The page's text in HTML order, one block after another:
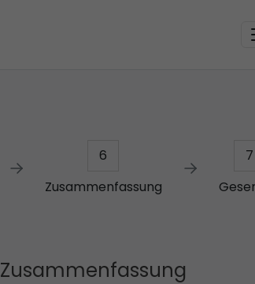
6
Zusammenfassung
7
Zusammenfassung